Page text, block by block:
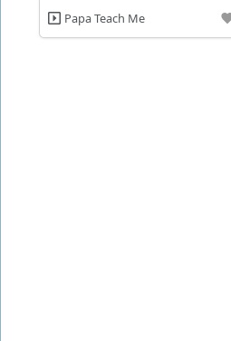
Papa Teach Me